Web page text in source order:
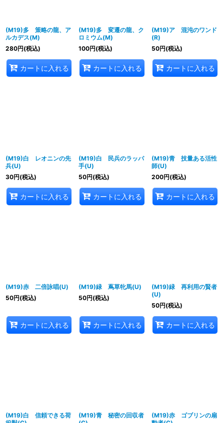
(M19)多 策略の龍、ア
ルカデス(M)
280円(税込)
カートに入れる
(M19)多 変遷の龍、ク
ロミウム(M)
100円(税込)
カートに入れる
(M19)ア 混沌のワンド
(R)
50円(税込)
カートに入れる
(M19)白 レオニンの先
兵(U)
30円(税込)
カートに入れる
(M19)白 民兵のラッパ
手(U)
50円(税込)
カートに入れる
(M19)青 技量ある活性
師(U)
200円(税込)
カートに入れる
(M19)赤 二倍詠唱(U)
50円(税込)
カートに入れる
(M19)緑 蔦草牝馬(U)
50円(税込)
カートに入れる
(M19)緑 再利用の賢者
(U)
50円(税込)
カートに入れる
(M19)白 信頼できる荷
(M19)青 秘密の回収者
(M19)赤 ゴブリンの扇